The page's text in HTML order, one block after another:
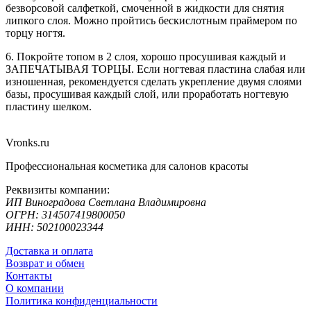
безворсовой салфеткой, смоченной в жидкости для снятия
липкого слоя. Можно пройтись бескислотным праймером по
торцу ногтя.
6. Покройте топом в 2 слоя, хорошо просушивая каждый и
ЗАПЕЧАТЫВАЯ ТОРЦЫ. Если ногтевая пластина слабая или
изношенная, рекомендуется сделать укрепление двумя слоями
базы, просушивая каждый слой, или проработать ногтевую
пластину шелком.
Vronks.ru
Профессиональная косметика для салонов красоты
Реквизиты компании:
ИП Виноградова Светлана Владимировна
ОГРН: 314507419800050
ИНН: 502100023344
Доставка и оплата
Возврат и обмен
Контакты
О компании
Политика конфиденциальности